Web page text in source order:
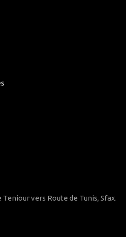
vers Route de Tunis, Sfax.